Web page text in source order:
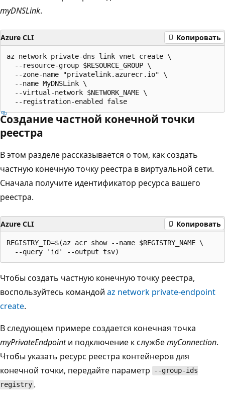
myDNSLink.
Azure CLI Копировать
az network private-dns link vnet create \
  --resource-group $RESOURCE_GROUP \
  --zone-name "privatelink.azurecr.io" \
  --name MyDNSLink \
  --virtual-network $NETWORK_NAME \
Создание частной конечной точки
реестра
В этом разделе рассказывается о том, как создать
частную конечную точку реестра в виртуальной сети.
Сначала получите идентификатор ресурса вашего
реестра.
Azure CLI Копировать
REGISTRY_ID=$(az acr show --name $REGISTRY_NAME \
Чтобы создать частную конечную точку реестра,
воспользуйтесь командой az network private-endpoint
create.
В следующем примере создается конечная точка
myPrivateEndpointи подключение к службеmyConnection.
Чтобы указать ресурс реестра контейнеров для
конечной точки, передайте параметр
--group-ids
registry .